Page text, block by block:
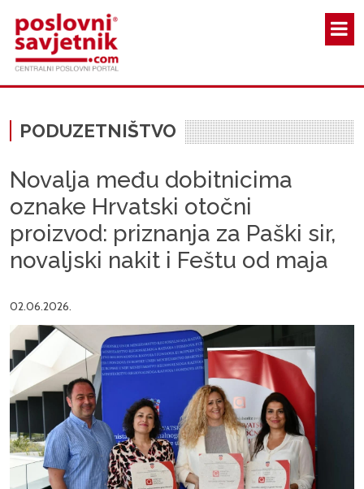
PODUZETNIŠTVO
Novalja među dobitnicima
oznake Hrvatski otočni
proizvod: priznanja za Paški sir,
novaljski nakit i Feštu od maja
02.06.2026.